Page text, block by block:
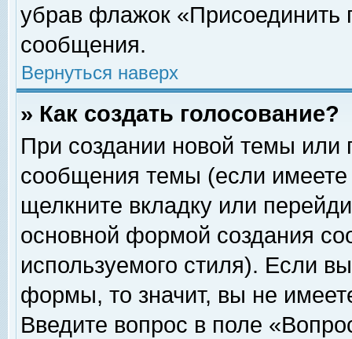
убрав флажок «Присоединить
сообщения.
Вернуться наверх
» Как создать голосование?
При создании новой темы или
сообщения темы (если
щелкните вкладку или
основной формой создания
используемого стиля). Если
формы, то значит, вы не
Введите вопрос в поле